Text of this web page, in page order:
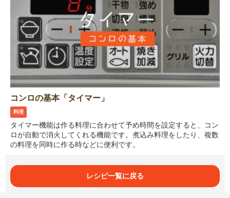
コンロの基本「タイマー」
料理
タイマー機能は作る料理に合わせて予め時間を設定すると、コン
ロが自動で消火してくれる機能です。煮込み料理をしたり、複数
の料理を同時に作る時などに便利です。
レシピ一覧に戻る